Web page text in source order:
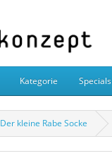
Kategorie Specials
Der kleine Rabe Socke